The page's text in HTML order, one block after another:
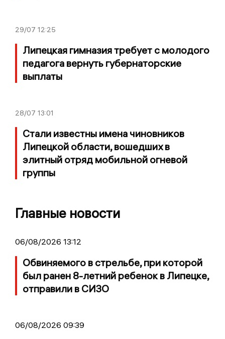
29/07 12:25
Липецкая гимназия требует с молодого
педагога вернуть губернаторские
выплаты
28/07 13:01
Стали известны имена чиновников
Липецкой области, вошедших в
элитный отряд мобильной огневой
группы
Главные новости
06/08/2026 13:12
Обвиняемого в стрельбе, при которой
был ранен 8-летний ребенок в Липецке,
отправили в СИЗО
06/08/2026 09:39